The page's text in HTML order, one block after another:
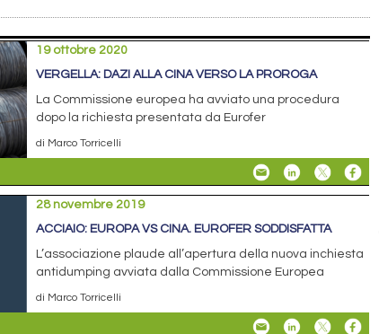
19 ottobre 2020
VERGELLA: DAZI ALLA CINA VERSO LA PROROGA
La Commissione europea ha avviato una procedura
dopo la richiesta presentata da Eurofer
di Marco Torricelli
28 novembre 2019
ACCIAIO: EUROPA VS CINA. EUROFER SODDISFATTA
L’associazione plaude all’apertura della nuova inchiesta
antidumping avviata dalla Commissione Europea
di Marco Torricelli